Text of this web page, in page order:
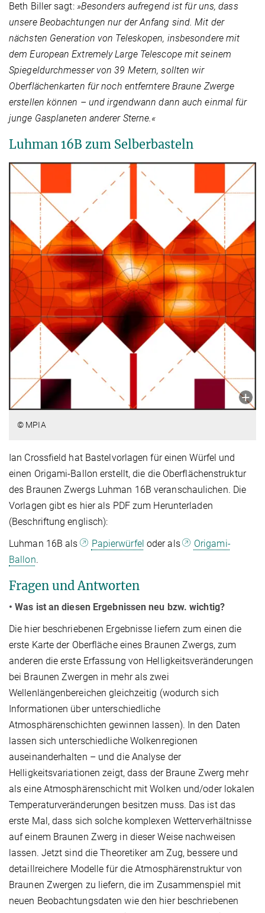
Beth Biller sagt: »Besonders aufregend ist für uns, dass
unsere Beobachtungen nur der Anfang sind. Mit der
nächsten Generation von Teleskopen, insbesondere mit
dem European Extremely Large Telescope mit seinem
Spiegeldurchmesser von 39 Metern, sollten wir
Oberflächenkarten für noch entferntere Braune Zwerge
erstellen können – und irgendwann dann auch einmal für
junge Gasplaneten anderer Sterne.«
Luhman 16B zum Selberbasteln
© MPIA
Ian Crossfield hat Bastelvorlagen für einen Würfel und
einen Origami-Ballon erstellt, die die Oberflächenstruktur
des Braunen Zwergs Luhman 16B veranschaulichen. Die
Vorlagen gibt es hier als PDF zum Herunterladen
(Beschriftung englisch):
Luhman 16B als
Papierwürfel oder als
Origami-
Ballon.
Fragen und Antworten
• Was ist an diesen Ergebnissen neu bzw. wichtig?
Die hier beschriebenen Ergebnisse liefern zum einen die
erste Karte der Oberfläche eines Braunen Zwergs, zum
anderen die erste Erfassung von Helligkeitsveränderungen
bei Braunen Zwergen in mehr als zwei
Wellenlängenbereichen gleichzeitig (wodurch sich
Informationen über unterschiedliche
Atmosphärenschichten gewinnen lassen). In den Daten
lassen sich unterschiedliche Wolkenregionen
auseinanderhalten – und die Analyse der
Helligkeitsvariationen zeigt, dass der Braune Zwerg mehr
als eine Atmosphärenschicht mit Wolken und/oder lokalen
Temperaturveränderungen besitzen muss. Das ist das
erste Mal, dass sich solche komplexen Wetterverhältnisse
auf einem Braunen Zwerg in dieser Weise nachweisen
lassen. Jetzt sind die Theoretiker am Zug, bessere und
detaillreichere Modelle für die Atmosphärenstruktur von
Braunen Zwergen zu liefern, die im Zusammenspiel mit
neuen Beobachtungsdaten wie den hier beschriebenen